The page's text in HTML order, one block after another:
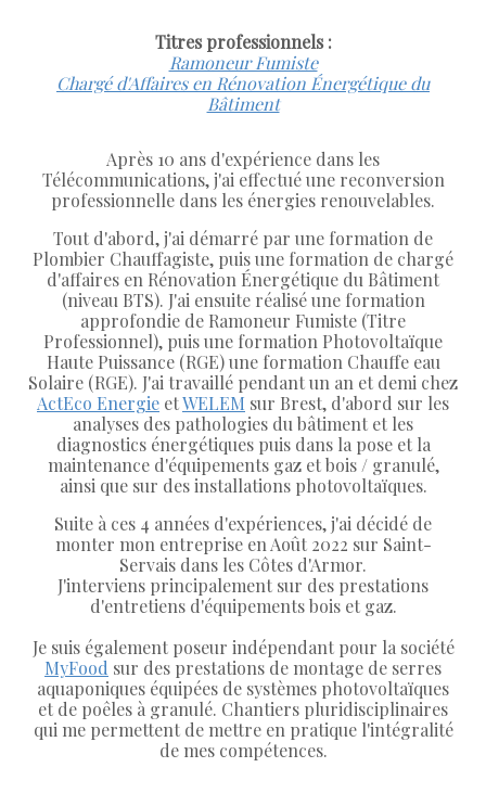
Titres professionnels :
Ramoneur Fumiste
Chargé d'Affaires en Rénovation Énergétique du
Bâtiment
Après 10 ans d'expérience dans les
Télécommunications, j'ai effectué une reconversion
professionnelle dans les énergies renouvelables.
Tout d'abord, j'ai démarré par une formation de
Plombier Chauffagiste, puis une formation de chargé
d'affaires en Rénovation Énergétique du Bâtiment
(niveau BTS). J'ai ensuite réalisé une formation
approfondie de Ramoneur Fumiste (Titre
Professionnel), puis une formation Photovoltaïque
Haute Puissance (RGE) une formation Chauffe eau
Solaire (RGE). J'ai travaillé pendant un an et demi chez
ActEco Energie etWELEM sur Brest, d'abord sur les
analyses des pathologies du bâtiment et les
diagnostics énergétiques puis dans la pose et la
maintenance d'équipements gaz et bois / granulé,
ainsi que sur des installations photovoltaïques.
Suite à ces 4 années d'expériences, j'ai décidé de
monter mon entreprise en Août 2022 sur Saint-
Servais dans les Côtes d'Armor.
J'interviens principalement sur des prestations
d'entretiens d'équipements bois et gaz.
Je suis également poseur indépendant pour la société
MyFood sur des prestations de montage de serres
aquaponiques équipées de systèmes photovoltaïques
et de poêles à granulé. Chantiers pluridisciplinaires
qui me permettent de mettre en pratique l'intégralité
de mes compétences.